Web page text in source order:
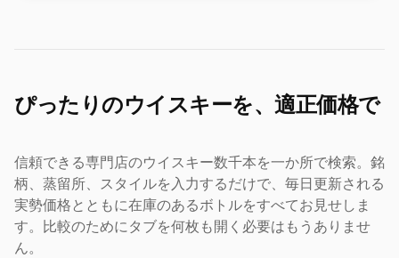
ぴったりのウイスキーを、適正価格で
信頼できる専門店のウイスキー数千本を一か所で検索。銘
柄、蒸留所、スタイルを入力するだけで、毎日更新される
実勢価格とともに在庫のあるボトルをすべてお見せしま
す。比較のためにタブを何枚も開く必要はもうありませ
ん。